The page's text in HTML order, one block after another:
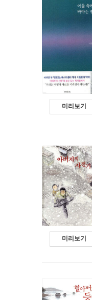
미리보기
미리보기